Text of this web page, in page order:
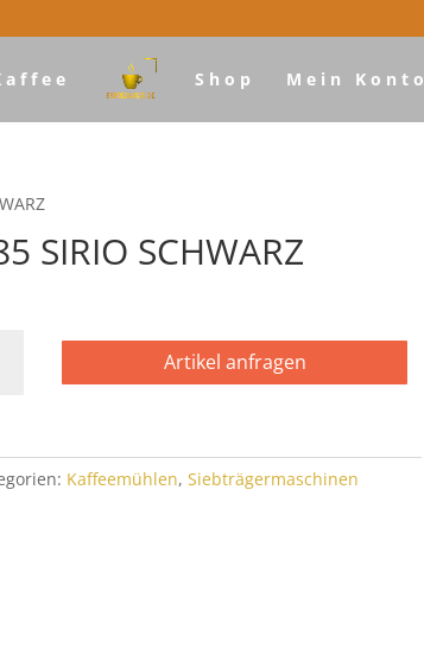
Shop Mein Konto
SIRIO SCHWARZ
Artikel anfragen
Kaffeemühlen,Siebträgermaschinen